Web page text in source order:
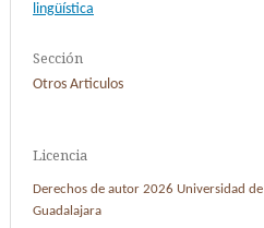
lingüística
Sección
Otros Articulos
Licencia
Derechos de autor 2026 Universidad de
Guadalajara